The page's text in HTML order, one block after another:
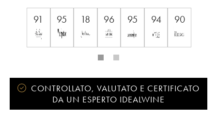
91 95 18 96 95 94 90
CONTROLLATO, VALUTATO E CERTIFICATO
DA UN ESPERTO IDEALWINE